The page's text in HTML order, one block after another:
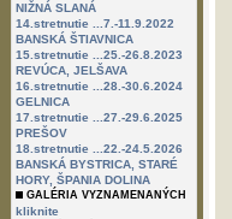
NIŽNÁ SLANÁ
14.stretnutie ...7.-11.9.2022
BANSKÁ ŠTIAVNICA
15.stretnutie ...25.-26.8.2023
REVÚCA, JELŠAVA
16.stretnutie ...28.-30.6.2024
GELNICA
17.stretnutie ...27.-29.6.2025
PREŠOV
18.stretnutie ...22.-24.5.2026
BANSKÁ BYSTRICA, STARÉ
HORY, ŠPANIA DOLINA
GALÉRIA VYZNAMENANÝCH
kliknite